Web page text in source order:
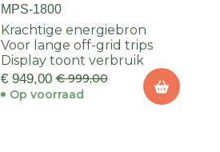
MPS-1800
Krachtige energiebron
Voor lange off-grid trips
Display toont verbruik
€ 949,00 € 999,00
Op voorraad